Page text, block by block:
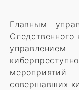
Главным
совершавших